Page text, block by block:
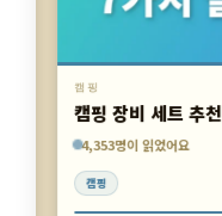
7,557명이 읽었어요
7,331명이 읽었어요
캠핑
캠핑 장비 세트 추
4,353명이 읽었어요
캠핑